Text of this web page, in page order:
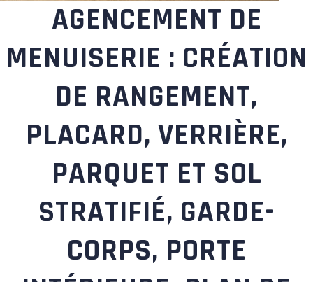
AGENCEMENT DE
MENUISERIE : CRÉATION
DE RANGEMENT,
PLACARD, VERRIÈRE,
PARQUET ET SOL
STRATIFIÉ, GARDE-
CORPS, PORTE